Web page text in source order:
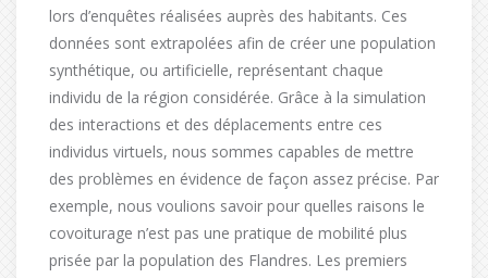
lors d’enquêtes réalisées auprès des habitants. Ces
données sont extrapolées afin de créer une population
synthétique, ou artificielle, représentant chaque
individu de la région considérée. Grâce à la simulation
des interactions et des déplacements entre ces
individus virtuels, nous sommes capables de mettre
des problèmes en évidence de façon assez précise. Par
exemple, nous voulions savoir pour quelles raisons le
covoiturage n’est pas une pratique de mobilité plus
prisée par la population des Flandres. Les premiers